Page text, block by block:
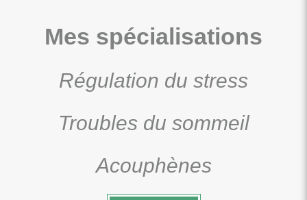
Mes spécialisations
Régulation du stress
Troubles du sommeil
Acouphènes